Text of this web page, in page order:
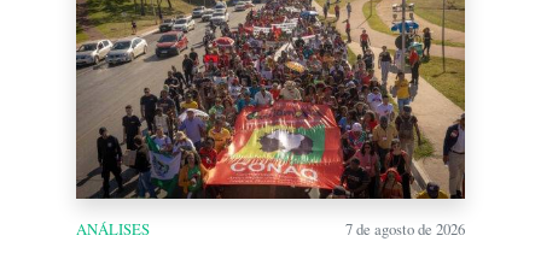
ANÁLISES 7 de agosto de 2026